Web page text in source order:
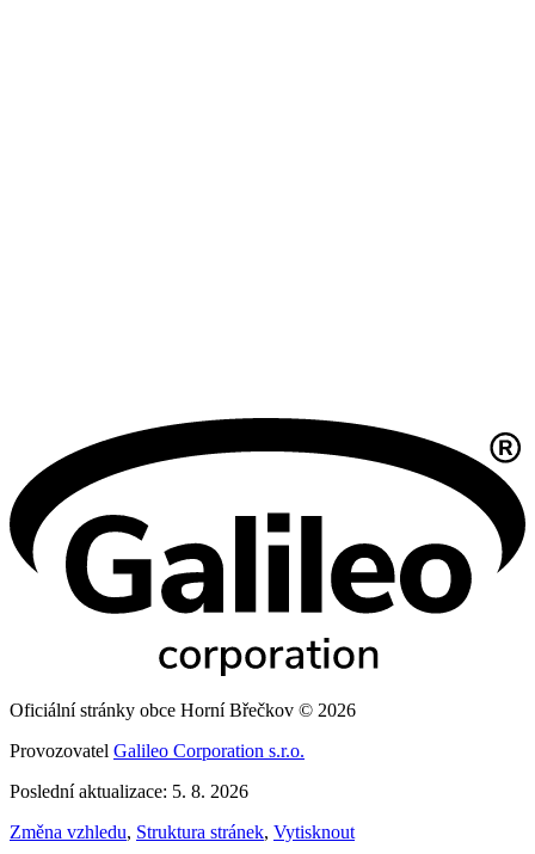
Oficiální stránky obce Horní Břečkov © 2026
Provozovatel Galileo Corporation s.r.o.
Poslední aktualizace: 5. 8. 2026
Změna vzhledu, Struktura stránek, Vytisknout